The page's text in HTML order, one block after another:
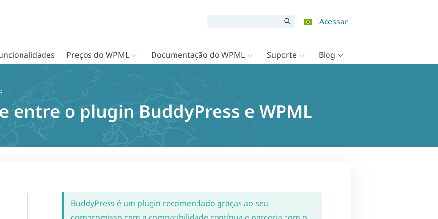
Acessar
Preços do WPML Documentação do WPML Suporte Blog
entre o plugin BuddyPress e WPML
BuddyPress é um plugin recomendado graças ao seu